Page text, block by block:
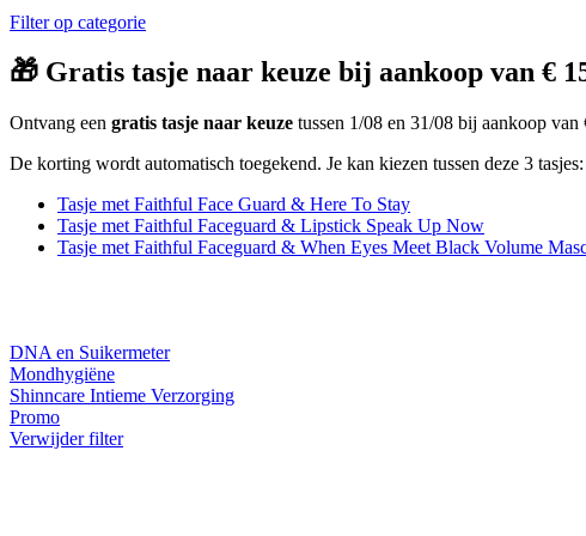
Filter op categorie
🎁 Gratis tasje naar keuze bij aankoop van €
Ontvang een gratis tasje naar keuze tussen 1/08 en 31/08 bij aankoop van
De korting wordt automatisch toegekend. Je kan kiezen tussen deze 3 tasjes:
Tasje met Faithful Face Guard & Here To Stay
Tasje met Faithful Faceguard & Lipstick Speak Up Now
Tasje met Faithful Faceguard & When Eyes Meet Black Volume
DNA en Suikermeter
Mondhygiëne
Shinncare Intieme Verzorging
Promo
Verwijder filter